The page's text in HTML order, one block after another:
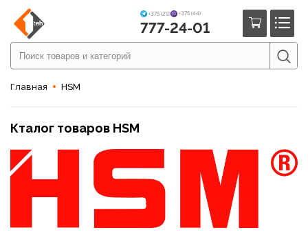
+375 (29) +375 (44)
777-24-01
Главная HSM
Кталог товаров HSM